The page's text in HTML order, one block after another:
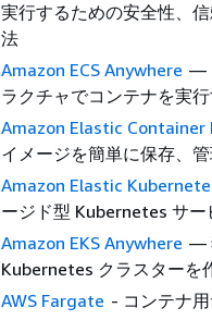
実行するための安全性、
法
Amazon ECS Anywhere —
ラクチャでコンテナを実
Amazon Elastic
イメージを簡単に保存、
Amazon Elastic
ージド型 Kubernetes サー
Amazon EKS Anywhere —
Kubernetes クラスターを
AWS Fargate - コンテナ